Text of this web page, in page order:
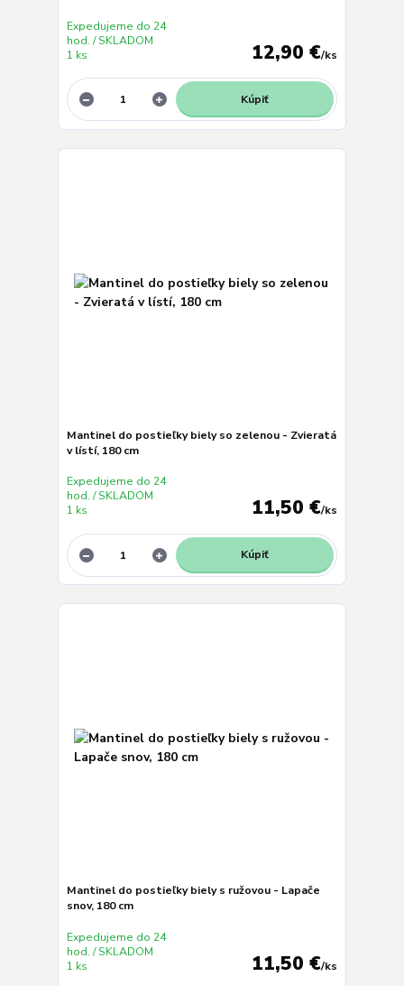
12,90 €/ks
Expedujeme do 24
hod. / SKLADOM
1 ks
Kúpiť
Mantinel do postieľky biely so zelenou - Zvieratá
v lístí, 180 cm
11,50 €/ks
Expedujeme do 24
hod. / SKLADOM
1 ks
Kúpiť
Mantinel do postieľky biely s ružovou - Lapače
snov, 180 cm
11,50 €/ks
Expedujeme do 24
hod. / SKLADOM
1 ks